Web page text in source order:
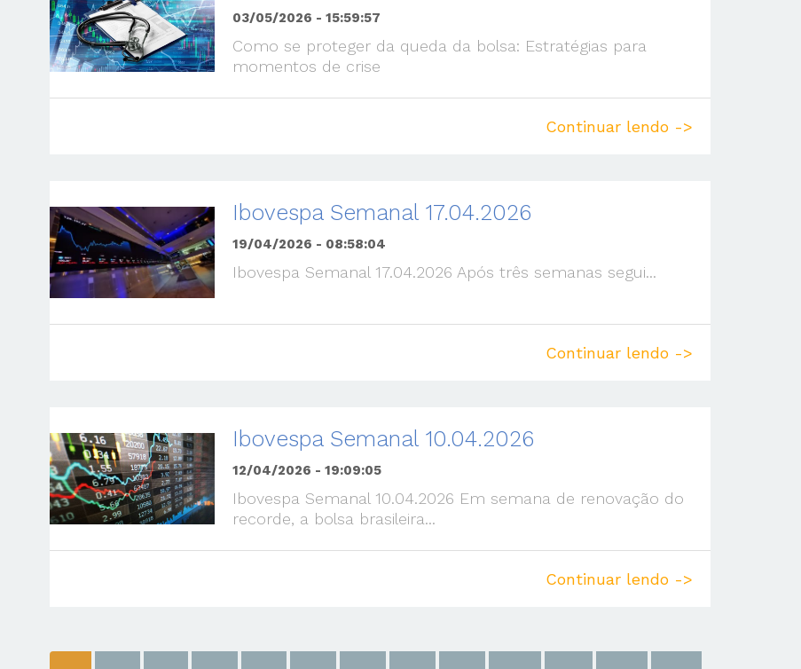
03/05/2026 - 15:59:57
Como se proteger da queda da bolsa: Estratégias para
momentos de crise
Continuar lendo ->
Ibovespa Semanal 17.04.2026
19/04/2026 - 08:58:04
Ibovespa Semanal 17.04.2026 Após três semanas segui...
Continuar lendo ->
Ibovespa Semanal 10.04.2026
12/04/2026 - 19:09:05
Ibovespa Semanal 10.04.2026 Em semana de renovação do
recorde, a bolsa brasileira...
Continuar lendo ->